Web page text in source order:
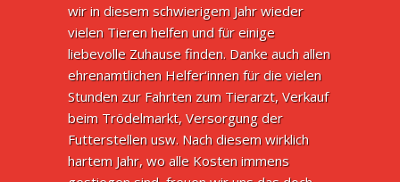
wir in diesem schwierigem Jahr wieder
vielen Tieren helfen und für einige
liebevolle Zuhause finden. Danke auch allen
ehrenamtlichen Helfer‘innen für die vielen
Stunden zur Fahrten zum Tierarzt, Verkauf
beim Trödelmarkt, Versorgung der
Futterstellen usw. Nach diesem wirklich
hartem Jahr, wo alle Kosten immens